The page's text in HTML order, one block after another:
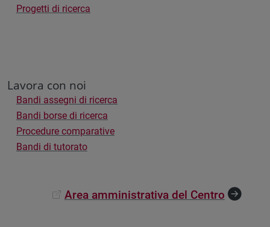
Progetti di ricerca
Lavora con noi
Bandi assegni di ricerca
Bandi borse di ricerca
Procedure comparative
Bandi di tutorato
Area amministrativa del Centro